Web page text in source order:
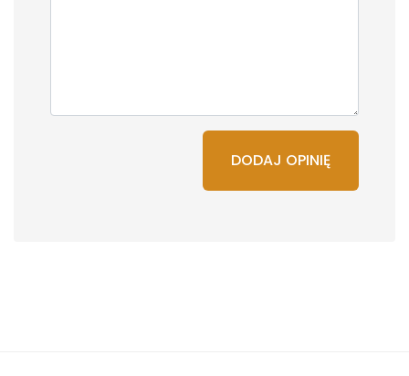
DODAJ OPINIĘ